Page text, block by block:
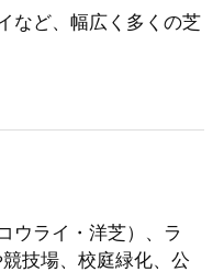
など、幅広く多くの芝
ウライ・洋芝）、ラ
技場、校庭緑化、公